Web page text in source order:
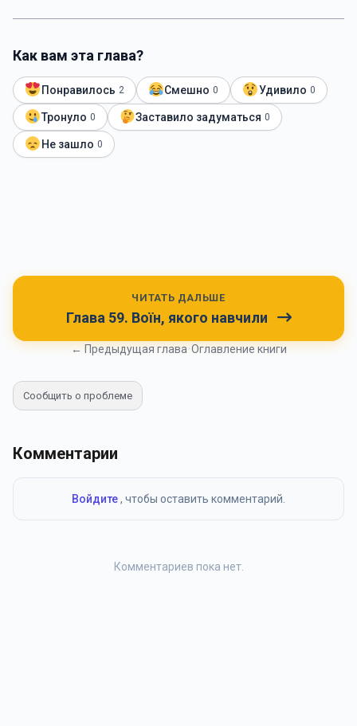
Как вам эта глава?
Понравилось 2 Смешно 0 Удивило 0
Тронуло 0 Заставило задуматься 0
Не зашло 0
ЧИТАТЬ ДАЛЬШЕ
Глава 59. Воїн, якого навчили
← Предыдущая глава Оглавление книги
Сообщить о проблеме
Комментарии
Войдите, чтобы оставить комментарий.
Комментариев пока нет.